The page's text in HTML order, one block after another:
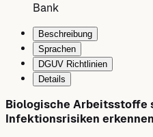
Bank
Beschreibung
Sprachen
DGUV Richtlinien
Details
Biologische Arbeitsstoffe
Infektionsrisiken